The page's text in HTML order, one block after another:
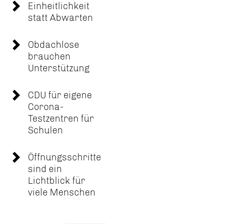
Einheitlichkeit
statt Abwarten
Obdachlose
brauchen
Unterstützung
CDU für eigene
Corona-
Testzentren für
Schulen
Öffnungsschritte
sind ein
Lichtblick für
viele Menschen